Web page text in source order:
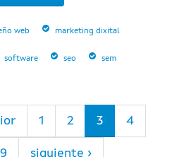
web marketing dixital
software seo sem
1 2 3 4
9 siguiente ›